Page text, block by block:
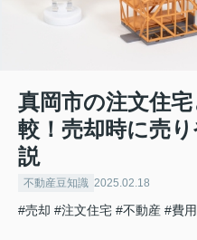
真岡市の注文住
較！売却時に売
説
不動産豆知識 2025.02.18
#売却 #注文住宅 #不動産 #費用